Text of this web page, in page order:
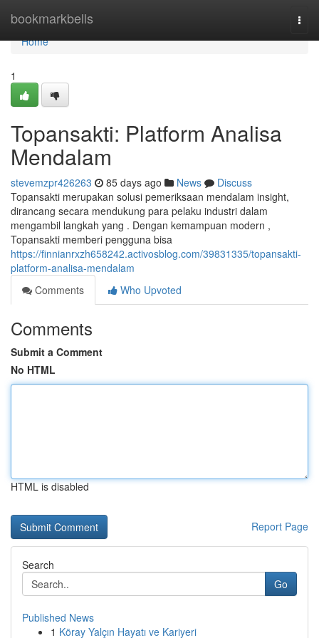
bookmarkbells
Home
Home
1
Topansakti: Platform Analisa
Mendalam
stevemzpr426263 85 days ago News
Discuss
Topansakti merupakan solusi pemeriksaan mendalam insight,
dirancang secara mendukung para pelaku industri dalam
mengambil langkah yang . Dengan kemampuan modern ,
Topansakti memberi pengguna bisa
https://finnianrxzh658242.activosblog.com/39831335/topansakti-
platform-analisa-mendalam
Comments
Who Upvoted
Comments
Submit a Comment
No HTML
HTML is disabled
Report Page
Search
Go
Published News
1 Köray Yalçın Hayatı ve Kariyeri